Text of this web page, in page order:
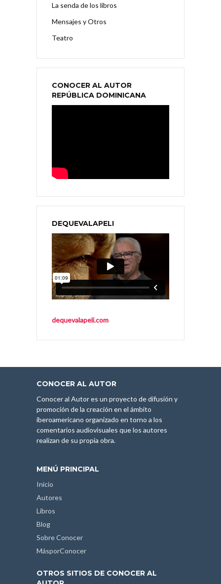
La senda de los libros
Mensajes y Otros
Teatro
CONOCER AL AUTOR
REPÚBLICA DOMINICANA
DEQUEVALAPELI
dequevalapeli.com
CONOCER AL AUTOR
Conocer al Autor es un proyecto de difusión y
promoción de la creación en el ámbito
iberoamericano organizado en torno a los
comentarios audiovisuales que los autores
realizan de su propia obra.
MENÚ PRINCIPAL
Inicio
Autores
Libros
Blog
Sobre Conocer
MásporConocer
OTROS SITIOS DE CONOCER AL